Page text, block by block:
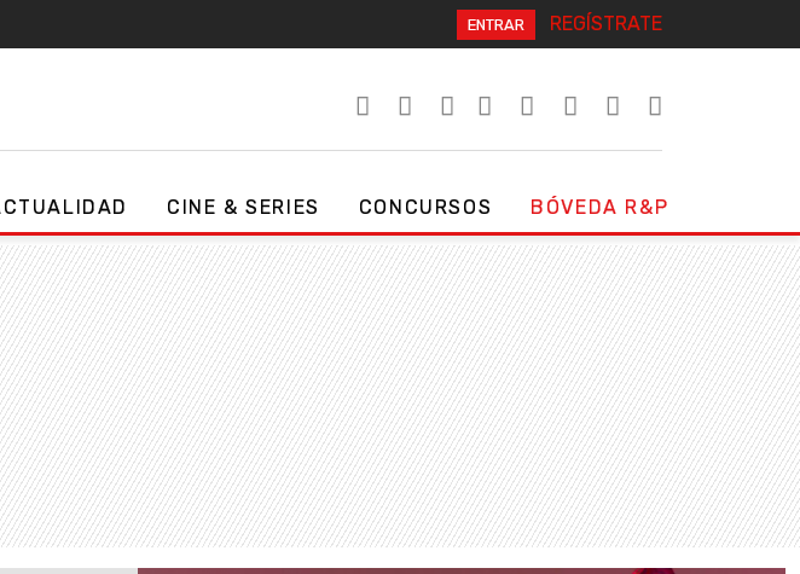
ENTRAR REGÍSTRATE
CINE & SERIES CONCURSOS BÓVEDA R&P